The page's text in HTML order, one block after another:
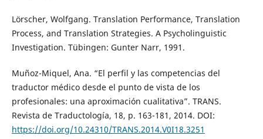
Lörscher, Wolfgang. Translation Performance, Translation
Process, and Translation Strategies. A Psycholinguistic
Investigation. Tübingen: Gunter Narr, 1991.
Muñoz-Miquel, Ana. “El perfil y las competencias del
traductor médico desde el punto de vista de los
profesionales: una aproximación cualitativa”. TRANS.
Revista de Traductología, 18, p. 163-181, 2014. DOI:
https://doi.org/10.24310/TRANS.2014.V0I18.3251